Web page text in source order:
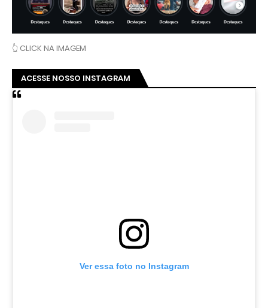
👆 CLICK NA IMAGEM
ACESSE NOSSO INSTAGRAM
Ver essa foto no Instagram